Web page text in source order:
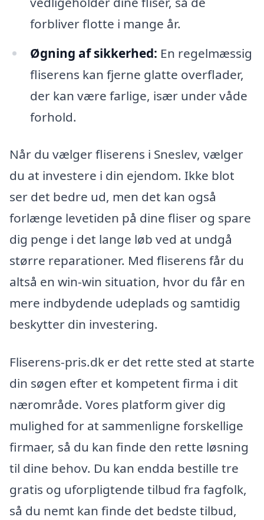
forbliver flotte i mange år.
Øgning af sikkerhed: En regelmæssig
fliserens kan fjerne glatte overflader,
der kan være farlige, især under våde
forhold.
Når du vælger fliserens i Sneslev, vælger
du at investere i din ejendom. Ikke blot
ser det bedre ud, men det kan også
forlænge levetiden på dine fliser og spare
dig penge i det lange løb ved at undgå
større reparationer. Med fliserens får du
altså en win-win situation, hvor du får en
mere indbydende udeplads og samtidig
beskytter din investering.
Fliserens-pris.dk er det rette sted at starte
din søgen efter et kompetent firma i dit
nærområde. Vores platform giver dig
mulighed for at sammenligne forskellige
firmaer, så du kan finde den rette løsning
til dine behov. Du kan endda bestille tre
gratis og uforpligtende tilbud fra fagfolk,
så du nemt kan finde det bedste tilbud,